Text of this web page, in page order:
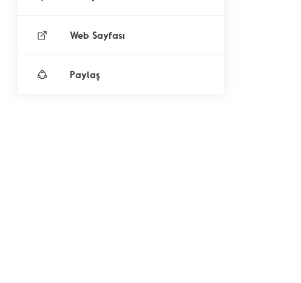
Web Sayfası
Paylaş